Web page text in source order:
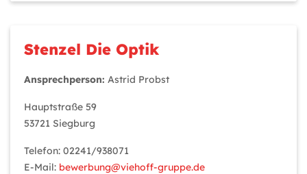
Stenzel Die Optik
Ansprechperson: Astrid Probst
Hauptstraße 59
53721 Siegburg
Telefon: 02241/938071
E-Mail: bewerbung@viehoff-gruppe.de